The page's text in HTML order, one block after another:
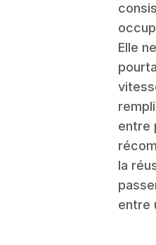
Elle
entre
la
entre